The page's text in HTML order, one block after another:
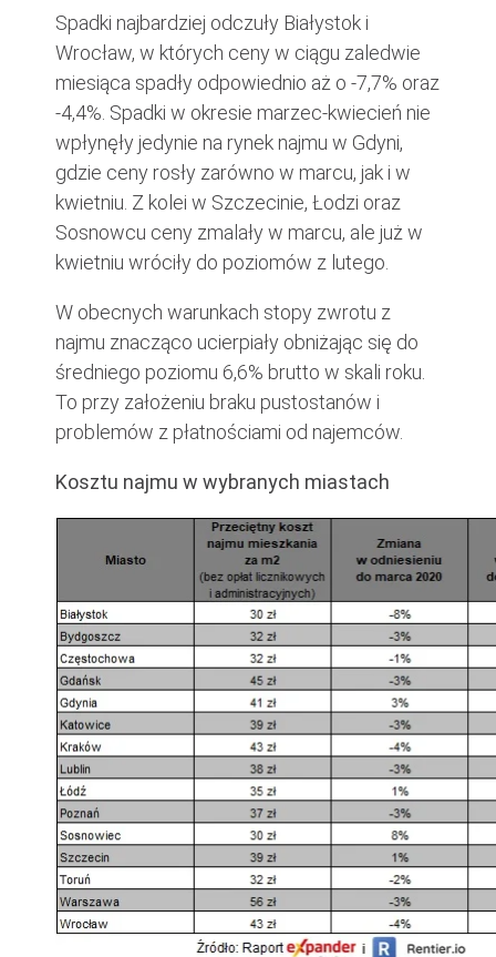
Spadki najbardziej odczuły Białystok i
Wrocław, w których ceny w ciągu zaledwie
miesiąca spadły odpowiednio aż o -7,7% oraz
-4,4%. Spadki w okresie marzec-kwiecień nie
wpłynęły jedynie na rynek najmu w Gdyni,
gdzie ceny rosły zarówno w marcu, jak i w
kwietniu. Z kolei w Szczecinie, Łodzi oraz
Sosnowcu ceny zmalały w marcu, ale już w
kwietniu wróciły do poziomów z lutego.
W obecnych warunkach stopy zwrotu z
najmu znacząco ucierpiały obniżając się do
średniego poziomu 6,6% brutto w skali roku.
To przy założeniu braku pustostanów i
problemów z płatnościami od najemców.
Kosztu najmu w wybranych miastach